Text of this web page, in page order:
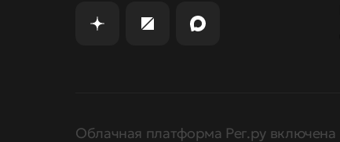
Облачная платформа Рег.ру включена